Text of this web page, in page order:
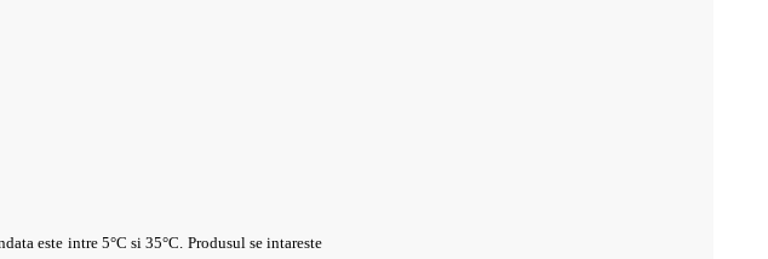
este intre 5°C si 35°C. Produsul se intareste